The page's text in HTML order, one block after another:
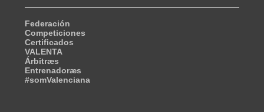
Federación
Competiciones
Certificados
VALENTA
Árbitræs
Entrenadoræs
#somValenciana